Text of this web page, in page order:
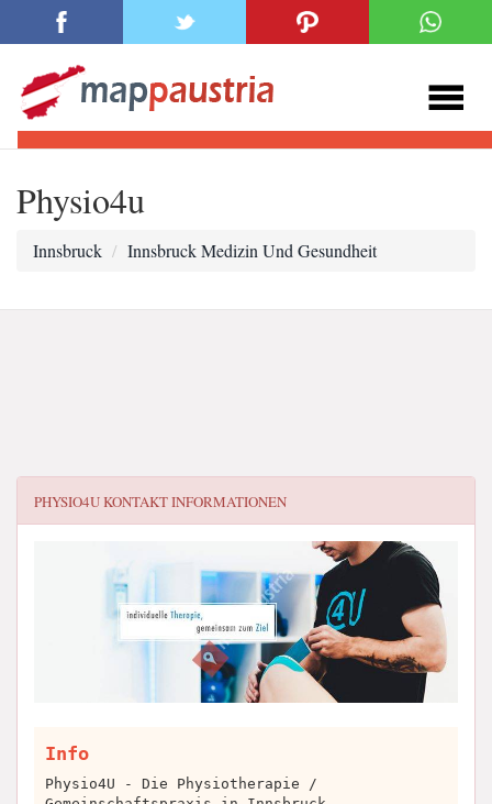
Physio4u
Innsbruck Innsbruck Medizin Und Gesundheit
PHYSIO4UKONTAKT INFORMATIONEN
Info
Physio4U - Die Physiotherapie /